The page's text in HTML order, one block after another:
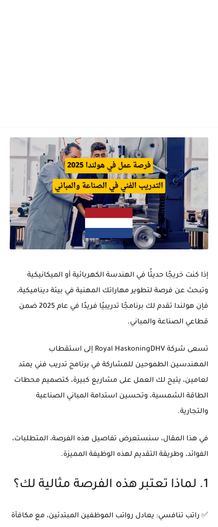
إذا كنت خريجًا حديثًا في الهندسة الكهربائية أو الميكانيكية
وتبحث عن فرصة لتطوير مهاراتك المهنية في بيئة ديناميكية،
فإن هولندا تقدم لك برنامجًا تدريبيًا فريدًا في عام 2025 ضمن
قطاعي الصناعة والمباني.
تسعى شركة Royal HaskoningDHV إلى استقطاب
المهندسين الطموحين للمشاركة في برنامج تدريب فني يمتد
لعامين، يتيح لك العمل على مشاريع كبيرة، كتصميم محطات
الطاقة الشمسية، وتحسين استدامة المباني الصناعية
والتجارية.
في هذا المقال، سنستعرض تفاصيل هذه الفرصة، المتطلبات،
الفوائد، وطريقة التقديم لهذه الوظيفة المميزة.
1. لماذا تعتبر هذه الفرصة مثالية لك؟
✅ راتب تنافسي: يعادل رواتب الموظفين المبتدئين، مع مكافأة